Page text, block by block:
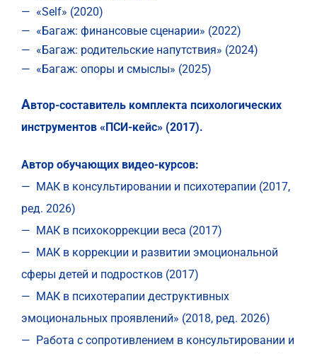
— «Self» (2020)
— «Багаж: финансовые сценарии» (2022)
— «Багаж: родительские напутствия» (2024)
— «Багаж: опоры и смыслы» (2025)
Автор-составитель комплекта психологических
инструментов «ПСИ-кейс» (2017).
Автор обучающих видео-курсов:
— МАК в консультировании и психотерапии (2017,
ред. 2026)
— МАК в психокоррекции веса (2017)
— МАК в коррекции и развитии эмоциональной
сферы детей и подростков (2017)
— МАК в психотерапии деструктивных
эмоциональных проявлений» (2018, ред. 2026)
— Работа с сопротивлением в консультировании и